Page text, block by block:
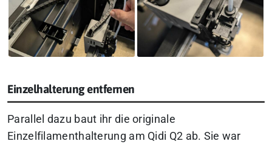
Einzelhalterung entfernen
Parallel dazu baut ihr die originale
Einzelfilamenthalterung am Qidi Q2 ab. Sie war